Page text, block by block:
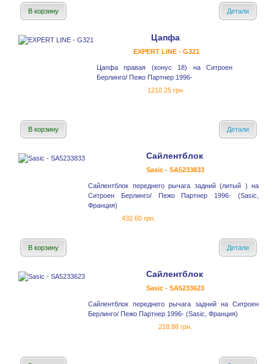
В корзину Детали
Цапфа
EXPERT LINE - G321
Цапфа правая (конус 18) на Ситроен
Берлинго/ Пежо Партнер 1996-
1210.25 грн.
В корзину Детали
Сайлентблок
Sasic - SA5233833
Сайлентблок переднего рычага задний (литый ) на
Ситроен Берлинго/ Пежо Партнер 1996- (Sasic,
Франция)
432.60 грн.
В корзину Детали
Сайлентблок
Sasic - SA5233623
Сайлентблок переднего рычага задний на Ситроен
Берлинго/ Пежо Партнер 1996- (Sasic, Франция)
218.88 грн.